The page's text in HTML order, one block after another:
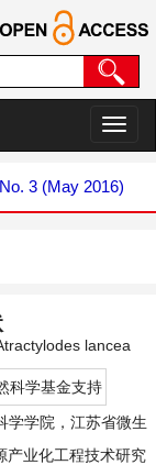
切
换
航
3 (May 2016)
lancea
科学基金支持
学学院，江苏省微生
产业化工程技术研究